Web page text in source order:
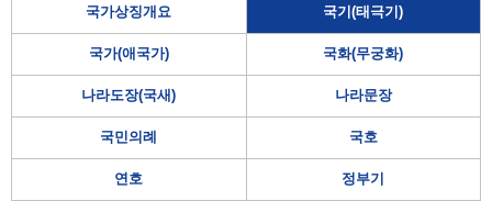
국가상징개요 국기(태극기)
국가(애국가) 국화(무궁화)
나라도장(국새) 나라문장
국민의례 국호
연호 정부기